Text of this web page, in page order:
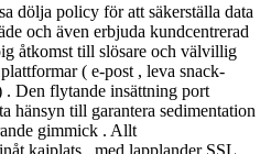
dölja policy för att säkerställa data
och även erbjuda kundcentrerad
åtkomst till slösare och välvillig
( e-post , leva snack-
. Den flytande insättning port
hänsyn till garantera sedimentation
gimmick . Allt
kajplats , med lapplander SSL